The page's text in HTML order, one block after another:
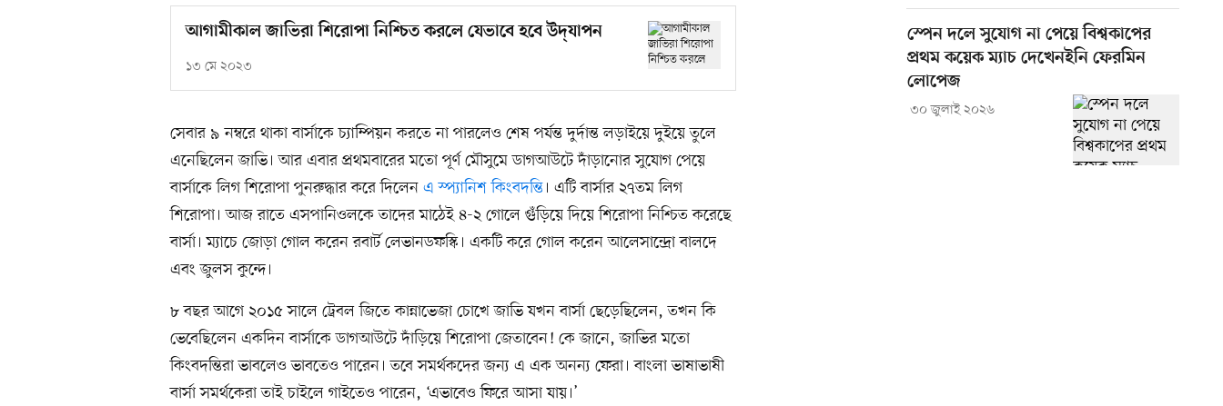
আগামীকাল জাভিরা শিরোপা নিশ্চিত করলে যেভাবে হবে উদ্‌যাপন
১৩ মে ২০২৩
সেবার ৯ নম্বরে থাকা বার্সাকে চ্যাম্পিয়ন করতে না পারলেও শেষ পর্যন্ত দুর্দান্ত লড়াইয়ে দুইয়ে তুলে
এনেছিলেন জাভি। আর এবার প্রথমবারের মতো পূর্ণ মৌসুমে ডাগআউটে দাঁড়ানোর সুযোগ পেয়ে
বার্সাকে লিগ শিরোপা পুনরুদ্ধার করে দিলেন এ স্প্যানিশ কিংবদন্তি। এটি বার্সার ২৭তম লিগ
শিরোপা। আজ রাতে এসপানিওলকে তাদের মাঠেই ৪-২ গোলে গুঁড়িয়ে দিয়ে শিরোপা নিশ্চিত করেছে
বার্সা। ম্যাচে জোড়া গোল করেন রবার্ট লেভানডফস্কি। একটি করে গোল করেন আলেসান্দ্রো বালদে
এবং জুলস কুন্দে।
৮ বছর আগে ২০১৫ সালে ট্রেবল জিতে কান্নাভেজা চোখে জাভি যখন বার্সা ছেড়েছিলেন, তখন কি
ভেবেছিলেন একদিন বার্সাকে ডাগআউটে দাঁড়িয়ে শিরোপা জেতাবেন! কে জানে, জাভির মতো
কিংবদন্তিরা ভাবলেও ভাবতেও পারেন। তবে সমর্থকদের জন্য এ এক অনন্য ফেরা। বাংলা ভাষাভাষী
বার্সা সমর্থকেরা তাই চাইলে গাইতেও পারেন, ‘এভাবেও ফিরে আসা যায়।’
স্পেন দলে সুযোগ না পেয়ে বিশ্বকাপের
প্রথম কয়েক ম্যাচ দেখেনইনি ফেরমিন
লোপেজ
৩০ জুলাই ২০২৬